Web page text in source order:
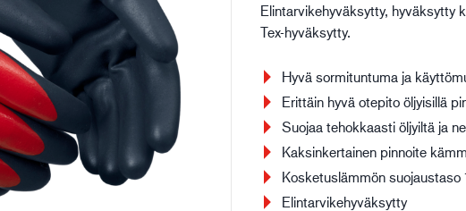
Rakentaminen ja
rakennusteollisuus
Logistiikka
Elintarvikehyväksytty, hyväksytty
Tex-hyväksytty.
Hyvä sormituntuma ja
Erittäin hyvä otepito öljyisillä
Suojaa tehokkaasti öljyiltä ja
Kaksinkertainen pinnoite
Kosketuslämmön suojaustaso
Elintarvikehyväksytty